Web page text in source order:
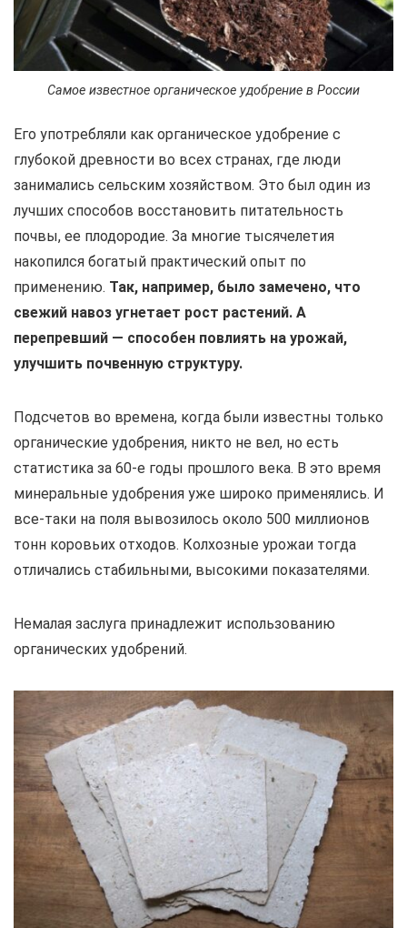
Самое известное органическое удобрение в России
Его употребляли как органическое удобрение с
глубокой древности во всех странах, где люди
занимались сельским хозяйством. Это был один из
лучших способов восстановить питательность
почвы, ее плодородие. За многие тысячелетия
накопился богатый практический опыт по
применению. Так, например, было замечено, что
свежий навоз угнетает рост растений. А
перепревший — способен повлиять на урожай,
улучшить почвенную структуру.
Подсчетов во времена, когда были известны только
органические удобрения, никто не вел, но есть
статистика за 60-е годы прошлого века. В это время
минеральные удобрения уже широко применялись. И
все-таки на поля вывозилось около 500 миллионов
тонн коровьих отходов. Колхозные урожаи тогда
отличались стабильными, высокими показателями.
Немалая заслуга принадлежит использованию
органических удобрений.